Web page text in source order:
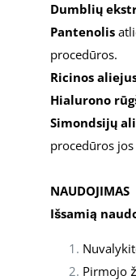
Dumblių
Pantenolis
procedūros.
Ricinos
Hialurono
Simondsijų
procedūros
NAUDOJIMAS
Išsamią
Pirmojo